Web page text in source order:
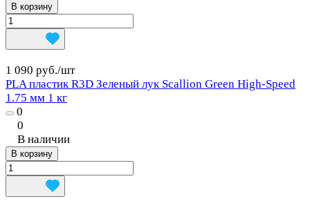
В корзину
1 090 руб./шт
PLA пластик R3D Зеленый лук Scallion Green High-Speed
1.75 мм 1 кг
0
0
В наличии
В корзину